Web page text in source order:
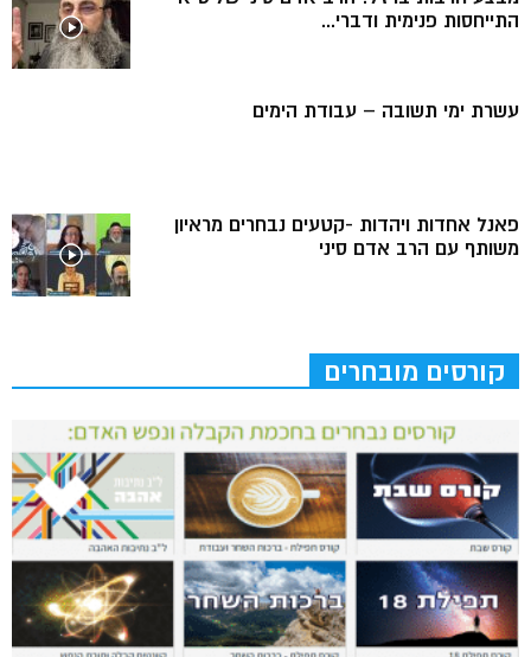
התייחסות פנימית ודברי...
עשרת ימי תשובה – עבודת הימים
פאנל אחדות ויהדות -קטעים נבחרים מראיון
משותף עם הרב אדם סיני
קורסים מובחרים